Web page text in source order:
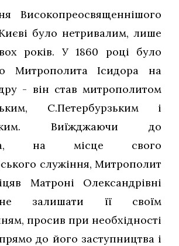
Високопреосвященнішого
було нетривалим, лише
років. У 1860 році було
Митрополита Ісидора на
- він став митрополитом
С.Петербурзьким і
Виїжджаючи до
на місце свого
служіння, Митрополит
Матроні Олександрівні
залишати її своїм
просив при необхідності
до його заступництва і